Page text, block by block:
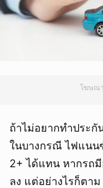
โฆษณ
ถ้าไม่อยากทำประกั
ในบางกรณี ไฟแน
2+ ได้แทน หากรถ
ลง แต่อย่างไรก็ตา